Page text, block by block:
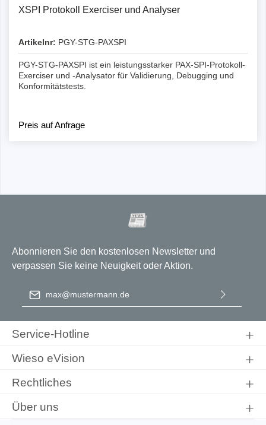
XSPI Protokoll Exerciser und Analyser
Artikelnr: PGY-STG-PAXSPI
PGY-STG-PAXSPI ist ein leistungsstarker PAX-SPI-Protokoll-
Exerciser und -Analysator für Validierung, Debugging und
Konformitätstests.
Preis auf Anfrage
Abonnieren Sie den kostenlosen Newsletter und
verpassen Sie keine Neuigkeit oder Aktion.
E-Mail-Adresse
einverstanden.
Service-Hotline
Wieso eVision
Rechtliches
Über uns